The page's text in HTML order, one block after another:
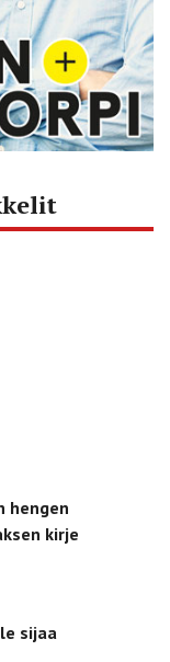
hengen
kirje
sijaa